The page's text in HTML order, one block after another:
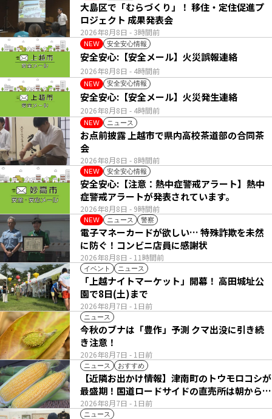
2026年8月8日 - 3時間前
大島区で「むらづくり」！ 移住・定住促進プ
ロジェクト 成果発表会
NEW 安全安心情報
2026年8月8日 - 4時間前
安全安心:【安全メール】火災誤報連絡
NEW 安全安心情報
2026年8月8日 - 4時間前
安全安心:【安全メール】火災発生連絡
NEW ニュース
2026年8月8日 - 8時間前
お点前披露 上越市で県内高校茶道部の合同茶
会
NEW 安全安心情報
2026年8月8日 - 9時間前
安全安心:【注意：熱中症警戒アラート】熱中
症警戒アラートが発表されています。
NEW ニュース 警察
2026年8月8日 - 11時間前
電子マネーカードが欲しい… 特殊詐欺を未然
に防ぐ！コンビニ店員に感謝状
イベント ニュース
2026年8月7日 - 1日前
「上越ナイトマーケット」開幕！ 高田城址公
園で8日(土)まで
ニュース
2026年8月7日 - 1日前
今秋のブナは「豊作」予測 クマ出没に引き続
き注意！
ニュース おすすめ
2026年8月7日 - 1日前
【近隣お出かけ情報】津南町のトウモロコシが
最盛期！国道ロードサイドの直売所は朝から長
い列
ニュース